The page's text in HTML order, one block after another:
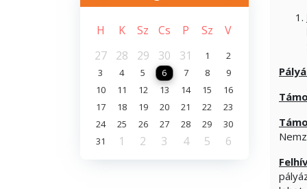
H K Sz Cs P Sz
V
27
28 29 30 31 1
2
3
4 5 6 7 8
9
10
11 12 13 14 15
16
17
18 19 20 21 22
23
24
25 26 27 28 29
30
31
1 2 3 4 5 6